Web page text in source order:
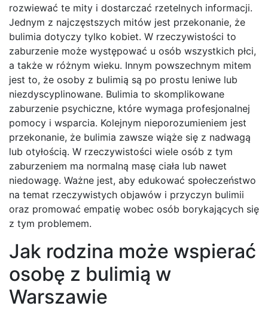
rozwiewać te mity i dostarczać rzetelnych informacji.
Jednym z najczęstszych mitów jest przekonanie, że
bulimia dotyczy tylko kobiet. W rzeczywistości to
zaburzenie może występować u osób wszystkich płci,
a także w różnym wieku. Innym powszechnym mitem
jest to, że osoby z bulimią są po prostu leniwe lub
niezdyscyplinowane. Bulimia to skomplikowane
zaburzenie psychiczne, które wymaga profesjonalnej
pomocy i wsparcia. Kolejnym nieporozumieniem jest
przekonanie, że bulimia zawsze wiąże się z nadwagą
lub otyłością. W rzeczywistości wiele osób z tym
zaburzeniem ma normalną masę ciała lub nawet
niedowagę. Ważne jest, aby edukować społeczeństwo
na temat rzeczywistych objawów i przyczyn bulimii
oraz promować empatię wobec osób borykających się
z tym problemem.
Jak rodzina może wspierać
osobę z bulimią w
Warszawie